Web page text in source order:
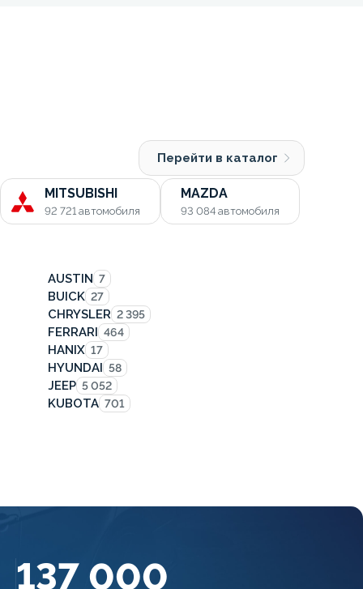
Перейти в каталог
MITSUBISHI
92 721 автомобиля
MAZDA
93 084 автомобиля
AUSTIN 7
BUICK 27
CHRYSLER 2 395
FERRARI 464
HANIX 17
HYUNDAI 58
JEEP 5 052
KUBOTA 701
137 000